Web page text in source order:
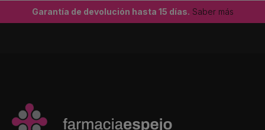
Garantía de devolución hasta 15 días. Saber más